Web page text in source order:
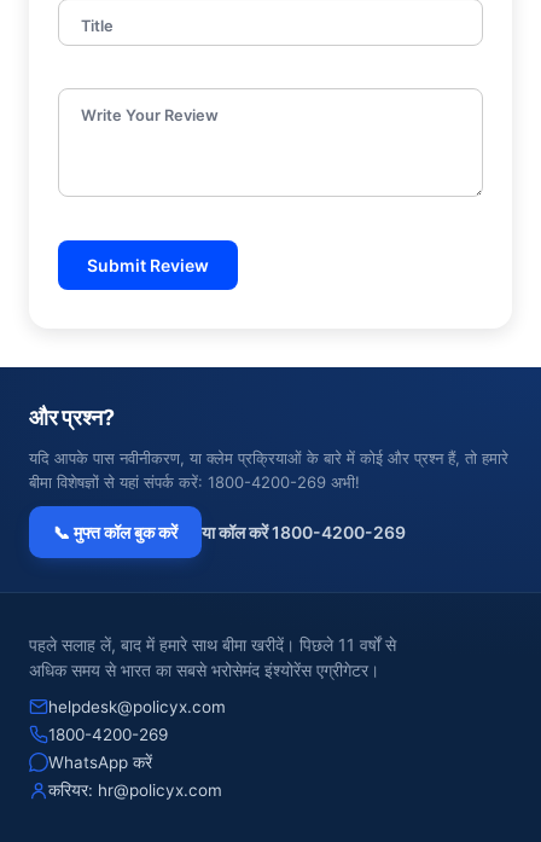
Title
Write Your Review
Submit Review
और प्रश्न?
यदि आपके पास नवीनीकरण, या क्लेम प्रक्रियाओं के बारे में कोई और प्रश्न हैं, तो हमारे
बीमा विशेषज्ञों से यहां संपर्क करें: 1800-4200-269 अभी!
📞 मुफ्त कॉल बुक करें या कॉल करें 1800-4200-269
पहले सलाह लें, बाद में हमारे साथ बीमा खरीदें। पिछले 11 वर्षों से
अधिक समय से भारत का सबसे भरोसेमंद इंश्योरेंस एग्रीगेटर।
helpdesk@policyx.com
1800-4200-269
WhatsApp करें
करियर: hr@policyx.com